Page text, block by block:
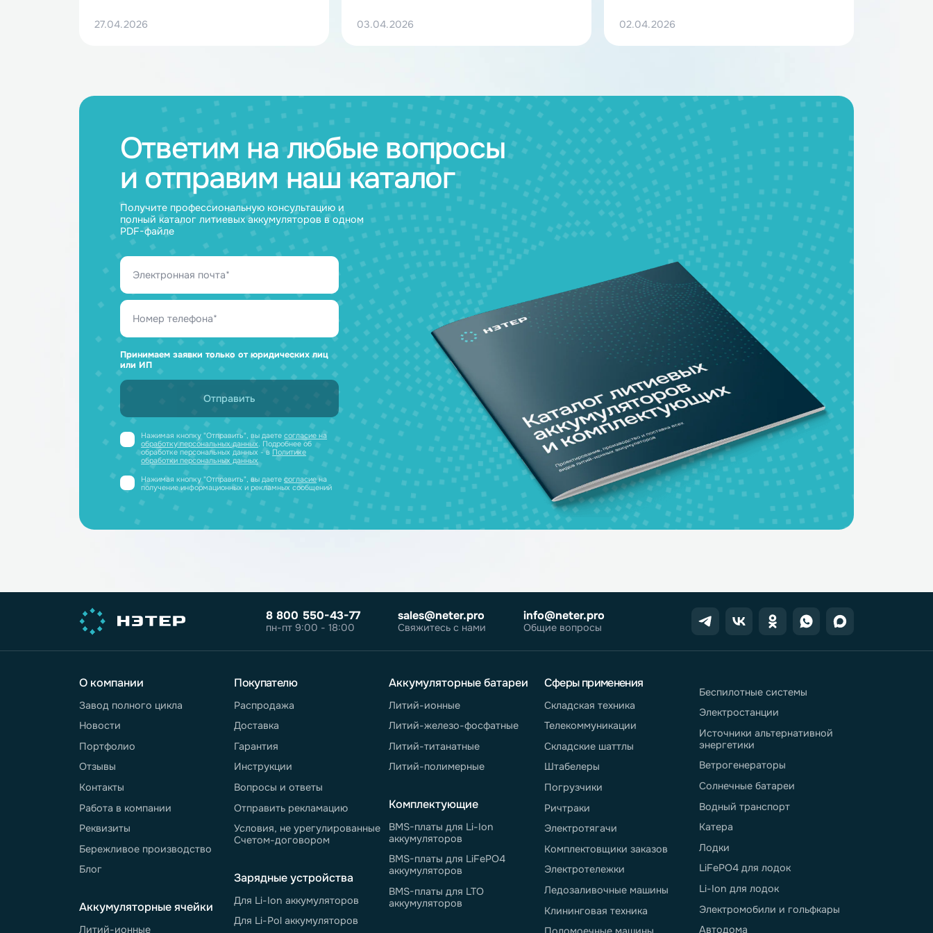
вопросам энергообеспечения
Вооружённых Сил РФ
27.04.2026
Заместитель министра энергетики РФ —
Маршавин Роман Анатольевич — посетил
завод БАТАРЕОН
03.04.2026
НЭТЕР получил статус МТК
02.04.2026
Ответим на любые вопросы
и отправим наш каталог
Получите профессиональную консультацию и
полный каталог литиевых аккумуляторов в одном
PDF-файле
обработки персональных данных
Нажимая кнопку "Отправить", вы даете
получение информационных и рекламных сообщений
8 800 550-43-77
пн-пт 9:00 - 18:00
sales@neter.pro
Свяжитесь с нами
info@neter.pro
Общие вопросы